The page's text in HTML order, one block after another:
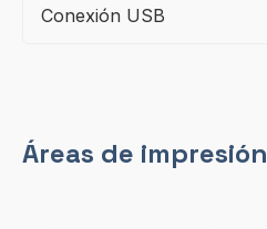
Conexión USB
Áreas de impresión